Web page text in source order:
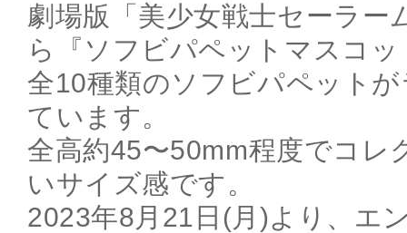
劇場版「美少女戦士セーラー
ら『ソフビパペットマスコ
全10種類のソフビパペット
ています。
全高約45〜50mm程度でコレ
いサイズ感です。
2023年8月21日(月)より、エ